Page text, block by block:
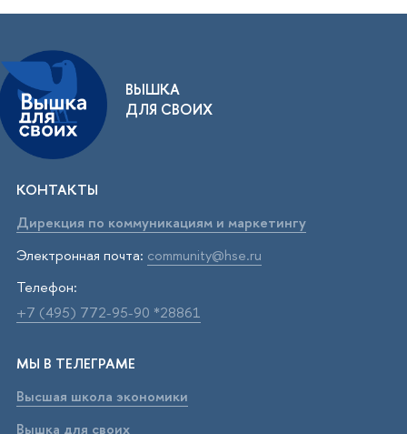
ВЫШКА
ДЛЯ СВОИХ
КОНТАКТЫ
Дирекция по коммуникациям и маркетингу
Электронная почта: community@hse.ru
Телефон:
+7 (495) 772-95-90 *28861
МЫ В ТЕЛЕГРАМЕ
Высшая школа экономики
Вышка для своих